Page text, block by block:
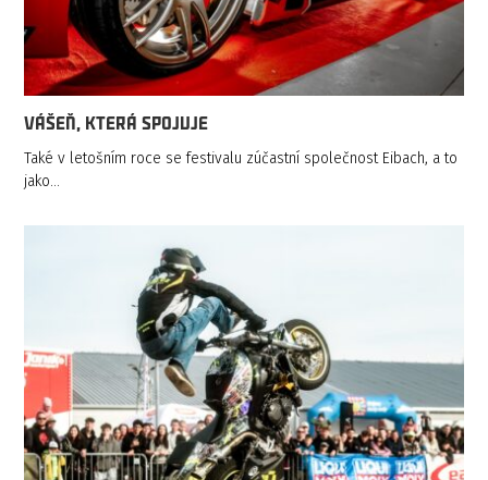
VÁŠEŇ, KTERÁ SPOJUJE
Také v letošním roce se festivalu zúčastní společnost Eibach, a to
jako…